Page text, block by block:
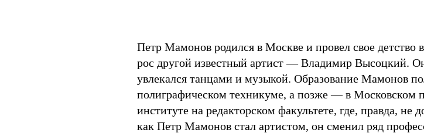
Петр Мамонов родился в Москве и провел свое детство
рос другой известный артист — Владимир Высоцкий.
увлекался танцами и музыкой. Образование Мамонов
полиграфическом техникуме, а позже — в Московском
институте на редакторском факультете, где, правда, не
как Петр Мамонов стал артистом, он сменил ряд